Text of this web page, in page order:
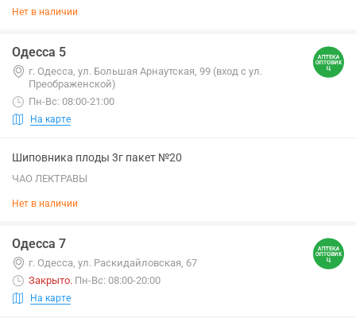
Нет в наличии
Одесса 5
г. Одесса, ул. Большая Арнаутская, 99 (вход с ул.
Преображенской)
Пн-Вс: 08:00-21:00
На карте
Шиповника плоды 3г пакет №20
ЧАО ЛЕКТРАВЫ
Нет в наличии
Одесса 7
г. Одесса, ул. Раскидайловская, 67
Закрыто. Пн-Вс: 08:00-20:00
На карте